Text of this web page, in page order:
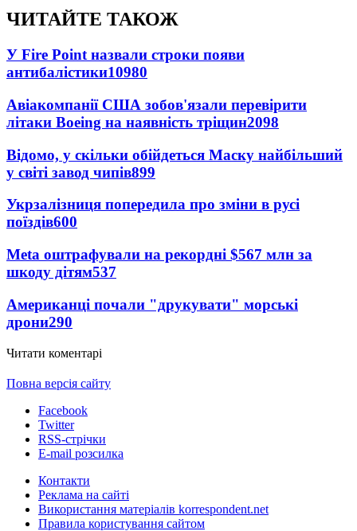
ЧИТАЙТЕ ТАКОЖ
У Fire Point назвали строки появи
антибалістики10980
Авіакомпанії США зобов'язали перевірити
літаки Boeing на наявність тріщин2098
Відомо, у скільки обійдеться Маску найбільший
у світі завод чипів899
Укрзалізниця попередила про зміни в русі
поїздів600
Meta оштрафували на рекордні $567 млн за
шкоду дітям537
Американці почали "друкувати" морські
дрони290
Читати коментарі
Повна версія сайту
Facebook
Twitter
RSS-стрічки
E-mail розсилка
Контакти
Реклама на сайті
Використання матеріалів korrespondent.net
Правила користування сайтом